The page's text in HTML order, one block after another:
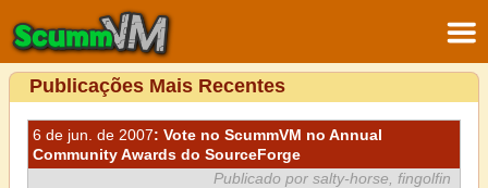
Publicações Mais Recentes
6 de jun. de 2007: Vote no ScummVM no Annual
Community Awards do SourceForge
Publicado por salty-horse, fingolfin